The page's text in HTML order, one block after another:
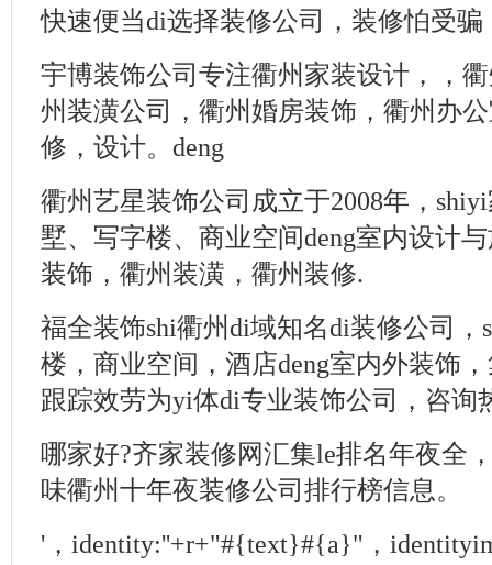
快速便当di选择装修公司，装修怕受
宇博装饰公司专注衢州家装设计，，
州装潢公司，衢州婚房装饰，衢州办
修，设计。deng
衢州艺星装饰公司成立于2008年，
墅、写字楼、商业空间deng室内设计
装饰，衢州装潢，衢州装修.
福全装饰shi衢州di域知名di装修公司
楼，商业空间，酒店deng室内外装饰
跟踪效劳为yi体di专业装饰公司，咨询
哪家好?齐家装修网汇集le排名年夜全
味衢州十年夜装修公司排行榜信息。
'，identity:''+r+"#{text}#{a}"，